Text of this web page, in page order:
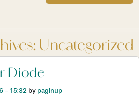
Uncategorized
Diode
- 15:32 by paginup